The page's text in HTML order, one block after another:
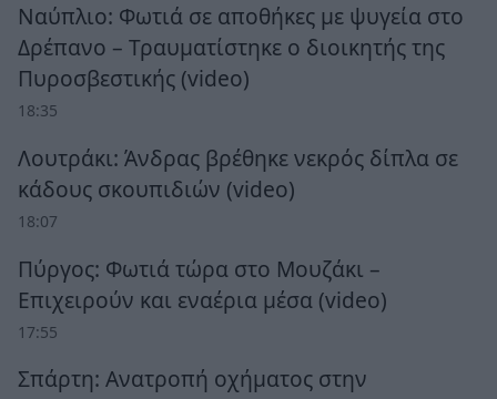
Ναύπλιο: Φωτιά σε αποθήκες με ψυγεία στο
Δρέπανο – Τραυματίστηκε ο διοικητής της
Πυροσβεστικής (video)
18:35
Λουτράκι: Άνδρας βρέθηκε νεκρός δίπλα σε
κάδους σκουπιδιών (video)
18:07
Πύργος: Φωτιά τώρα στο Μουζάκι –
Επιχειρούν και εναέρια μέσα (video)
17:55
Σπάρτη: Ανατροπή οχήματος στην